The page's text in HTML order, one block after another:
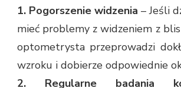
1. Pogorszenie widzenia – Jeśli
mieć problemy z widzeniem z
optometrysta przeprowadzi
wzroku i dobierze odpowiednie
2. Regularne badania